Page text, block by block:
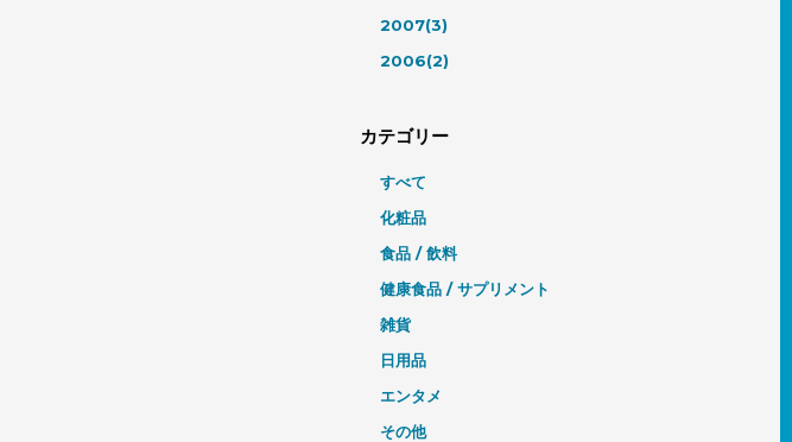
2007(3)
2006(2)
カテゴリー
すべて
化粧品
食品 / 飲料
健康食品 / サプリメント
雑貨
日用品
エンタメ
その他